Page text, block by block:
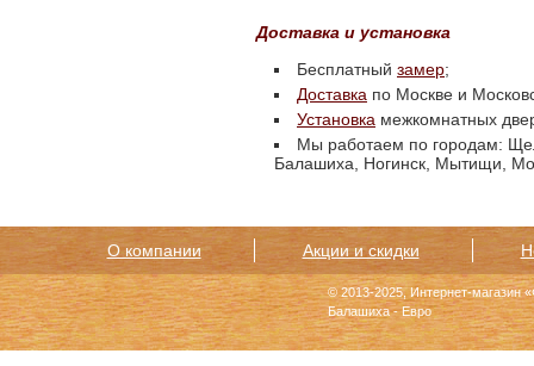
Доставка и установка
Бесплатный замер;
Доставка по Москве и
Установка межкомнатных
Мы работаем по городам:
Балашиха, Ногинск, Мытищи,
О компании Акции и скидки
© 2013-2025, Интернет-магазин
Балашиха - Евро